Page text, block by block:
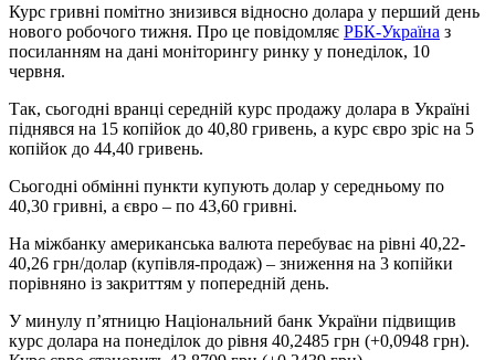
Курс гривні помітно знизився відносно долара у перший день
нового робочого тижня. Про це повідомляє РБК-Україна з
посиланням на дані моніторингу ринку у понеділок, 10
червня.
Так, сьогодні вранці середній курс продажу долара в Україні
піднявся на 15 копійок до 40,80 гривень, а курс євро зріс на 5
копійок до 44,40 гривень.
Сьогодні обмінні пункти купують долар у середньому по
40,30 гривні, а євро – по 43,60 гривні.
На міжбанку американська валюта перебуває на рівні 40,22-
40,26 грн/долар (купівля-продаж) – зниження на 3 копійки
порівняно із закриттям у попередній день.
У минулу п’ятницю Національний банк України підвищив
курс долара на понеділок до рівня 40,2485 грн (+0,0948 грн).